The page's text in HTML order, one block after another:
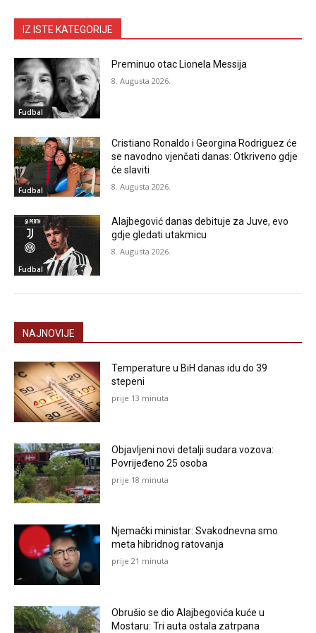
IZ ISTE KATEGORIJE
Fudbal
Preminuo otac Lionela Messija
8. Augusta 2026.
Fudbal
Cristiano Ronaldo i Georgina Rodriguez će
se navodno vjenčati danas: Otkriveno gdje
će slaviti
8. Augusta 2026.
Fudbal
Alajbegović danas debituje za Juve, evo
gdje gledati utakmicu
8. Augusta 2026.
NAJNOVIJE
Temperature u BiH danas idu do 39
stepeni
prije 13 minuta
Objavljeni novi detalji sudara vozova:
Povrijeđeno 25 osoba
prije 18 minuta
Njemački ministar: Svakodnevna smo
meta hibridnog ratovanja
prije 21 minuta
Obrušio se dio Alajbegovića kuće u
Mostaru: Tri auta ostala zatrpana